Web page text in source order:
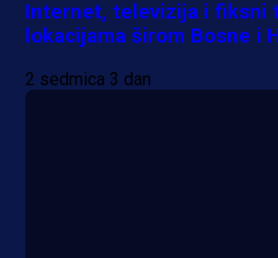
Internet, televizija i fiksni
lokacijama širom Bosne i
2 sedmica 3 dan